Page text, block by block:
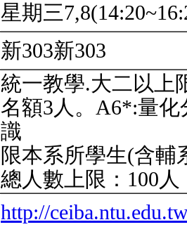
星期三
新303新303
統一教學.大二以上
名額3人。A6*:量
識
限本系所學生(含輔
總人數上限：100人
http://